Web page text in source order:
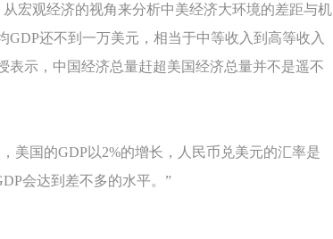
宏观经济的视角来分析中美经济大环境的差距与机
还不到一万美元，相当于中等收入到高等收入
表示，中国经济总量赶超美国经济总量并不是遥不
美国的GDP以2%的增长，人民币兑美元的汇率是
会达到差不多的水平。”